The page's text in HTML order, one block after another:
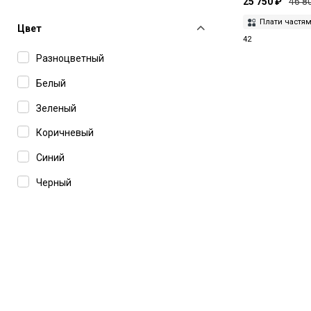
Simkhai
Sporty & Rich
The Andamane
TheLatest
THELAURENT
Yuzefi
Цвет
Разноцветный
Белый
Зеленый
Коричневый
Синий
Черный
Плати
42